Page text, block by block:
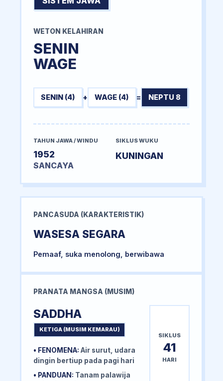
WETON KELAHIRAN
SENIN
WAGE
SENIN (4) + WAGE (4) = NEPTU 8
TAHUN JAWA / WINDU
1952
SANCAYA
SIKLUS WUKU
KUNINGAN
PANCASUDA (KARAKTERISTIK)
WASESA SEGARA
Pemaaf, suka menolong, berwibawa
PRANATA MANGSA (MUSIM)
SADDHA
KETIGA (MUSIM KEMARAU)
• FENOMENA: Air surut, udara
dingin bertiup pada pagi hari
• PANDUAN: Tanam palawija
SIKLUS
41
HARI